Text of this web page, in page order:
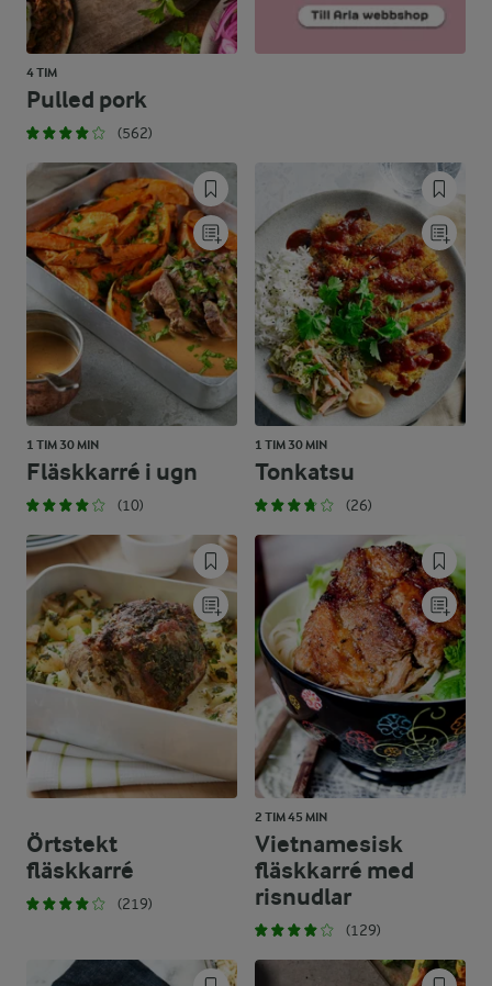
4 TIM
Pulled pork
(562)
1 TIM 30 MIN
Fläskkarré i ugn
(10)
1 TIM 30 MIN
Tonkatsu
(26)
Örtstekt
fläskkarré
(219)
2 TIM 45 MIN
Vietnamesisk
fläskkarré med
risnudlar
(129)